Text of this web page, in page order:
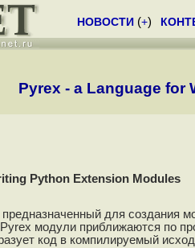
НОВОСТИ (+)
Pyrex - a Language for
Python Extension Modules
для создания
модули приближаются по
код в компилируемый